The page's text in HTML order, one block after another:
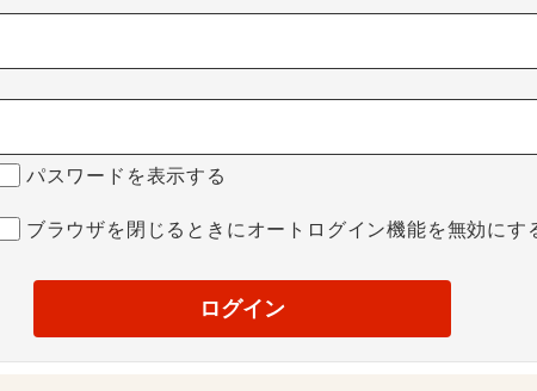
パスワードを表示する
ブラウザを閉じるときにオートログイン機能を無効にす
ログイン